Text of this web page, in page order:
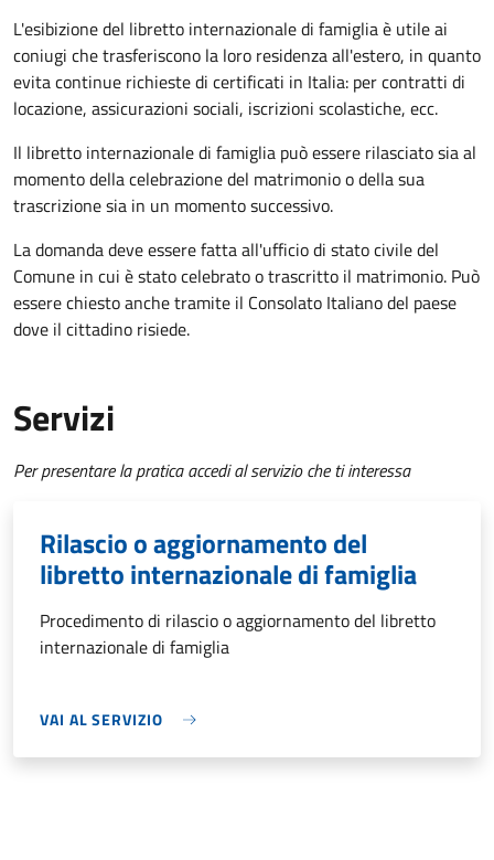
L'esibizione del libretto internazionale di famiglia è utile ai
coniugi che trasferiscono la loro residenza all'estero, in quanto
evita continue richieste di certificati in Italia: per contratti di
locazione, assicurazioni sociali, iscrizioni scolastiche, ecc.
Il libretto internazionale di famiglia può essere rilasciato sia al
momento della celebrazione del matrimonio o della sua
trascrizione sia in un momento successivo.
La domanda deve essere fatta all'ufficio di stato civile del
Comune in cui è stato celebrato o trascritto il matrimonio. Può
essere chiesto anche tramite il Consolato Italiano del paese
dove il cittadino risiede.
Servizi
Per presentare la pratica accedi al servizio che ti interessa
Rilascio o aggiornamento del
libretto internazionale di famiglia
Procedimento di rilascio o aggiornamento del libretto
internazionale di famiglia
VAI AL SERVIZIO